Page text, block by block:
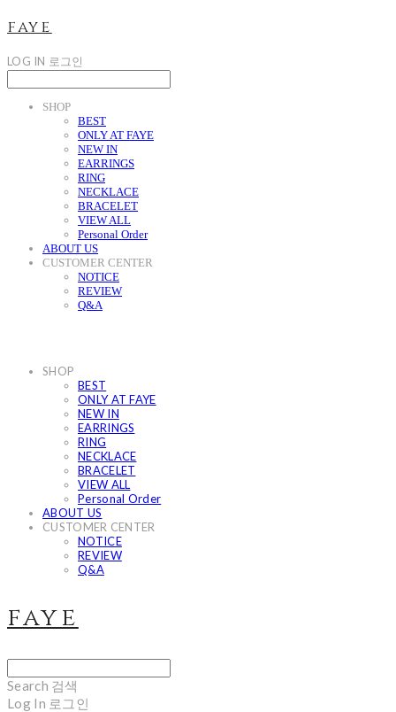
faye
LOG IN 로그인
SHOP
BEST
ONLY AT FAYE
NEW IN
EARRINGS
RING
NECKLACE
BRACELET
VIEW ALL
Personal Order
ABOUT US
CUSTOMER CENTER
NOTICE
REVIEW
Q&A
SHOP
BEST
ONLY AT FAYE
NEW IN
EARRINGS
RING
NECKLACE
BRACELET
VIEW ALL
Personal Order
ABOUT US
CUSTOMER CENTER
NOTICE
REVIEW
Q&A
faye
Search 검색
Log In 로그인